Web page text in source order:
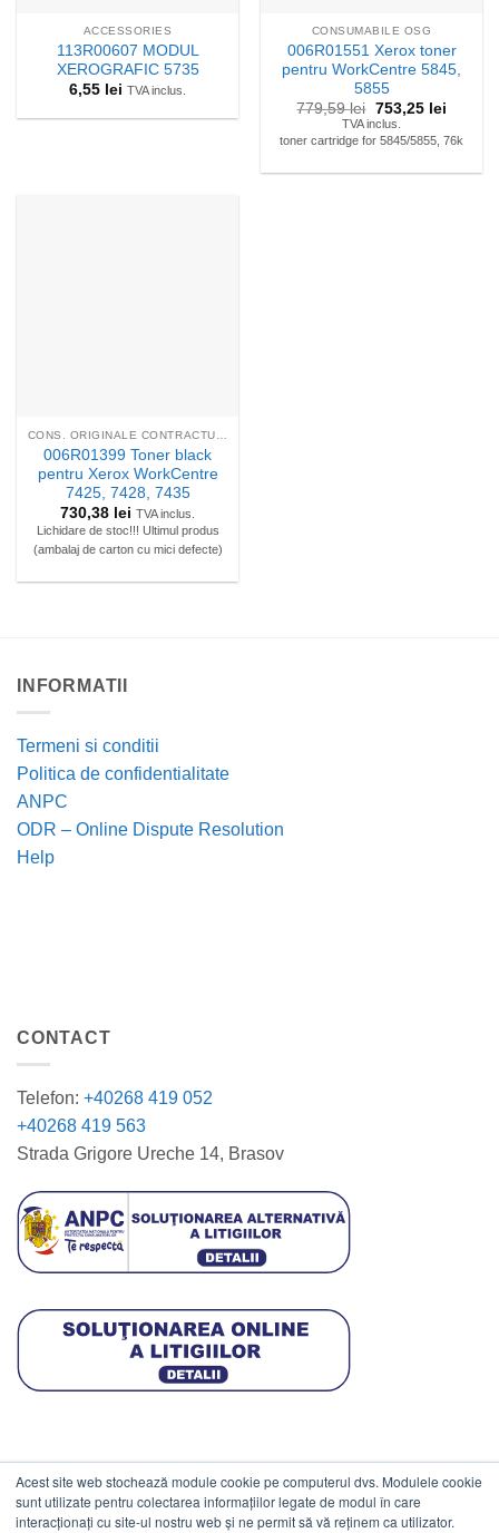
Acest site web stochează module cookie pe computerul dvs. Modulele cookie
sunt utilizate pentru colectarea informațiilor legate de modul în care
interacționați cu site-ul nostru web și ne permit să vă reținem ca utilizator.
ACCESSORIES
113R00607 MODUL
XEROGRAFIC 5735
6,55 lei TVA inclus.
CONSUMABILE OSG
006R01551 Xerox toner
pentru WorkCentre 5845,
5855
779,59lei Prețul
inițial
a
753,25 leiPrețul
este:
TVA inclus.
toner cartridge for 5845/5855, 76k
006R01399 Toner black
pentru Xerox WorkCentre
7425, 7428, 7435
730,38 lei TVA inclus.
Lichidare de stoc!!! Ultimul produs
(ambalaj de carton cu mici defecte)
INFORMATII
Termeni si conditii
Politica de confidentialitate
ANPC
ODR – Online Dispute Resolution
Help
CONTACT
Telefon: +40268 419 052
+40268 419 563
Strada Grigore Ureche 14, Brasov
DATE COMERCIALE